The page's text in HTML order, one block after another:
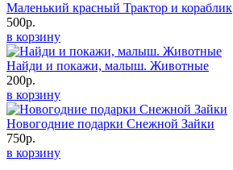
Маленький красный Трактор и кораблик
500р.
в корзину
Найди и покажи, малыш. Животные
200р.
в корзину
Новогодние подарки Снежной Зайки
750р.
в корзину